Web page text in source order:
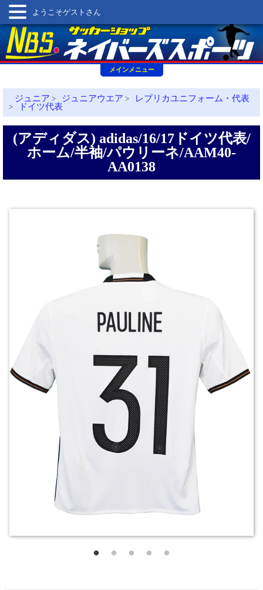
メインメニュー
ようこそゲストさん
ジュニア > ジュニアウエア > レプリカユニフォーム・代表
> ドイツ代表
(アディダス) adidas/16/17ドイツ代表/
ホーム/半袖/パウリーネ/AAM40-
AA0138